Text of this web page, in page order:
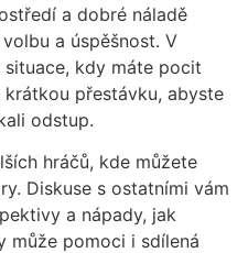
a dobré náladě
a úspěšnost. V
kdy máte pocit
přestávku, abyste
odstup.
hráčů, kde můžete
Diskuse s ostatními vám
a nápady, jak
může pomoci i sdílená